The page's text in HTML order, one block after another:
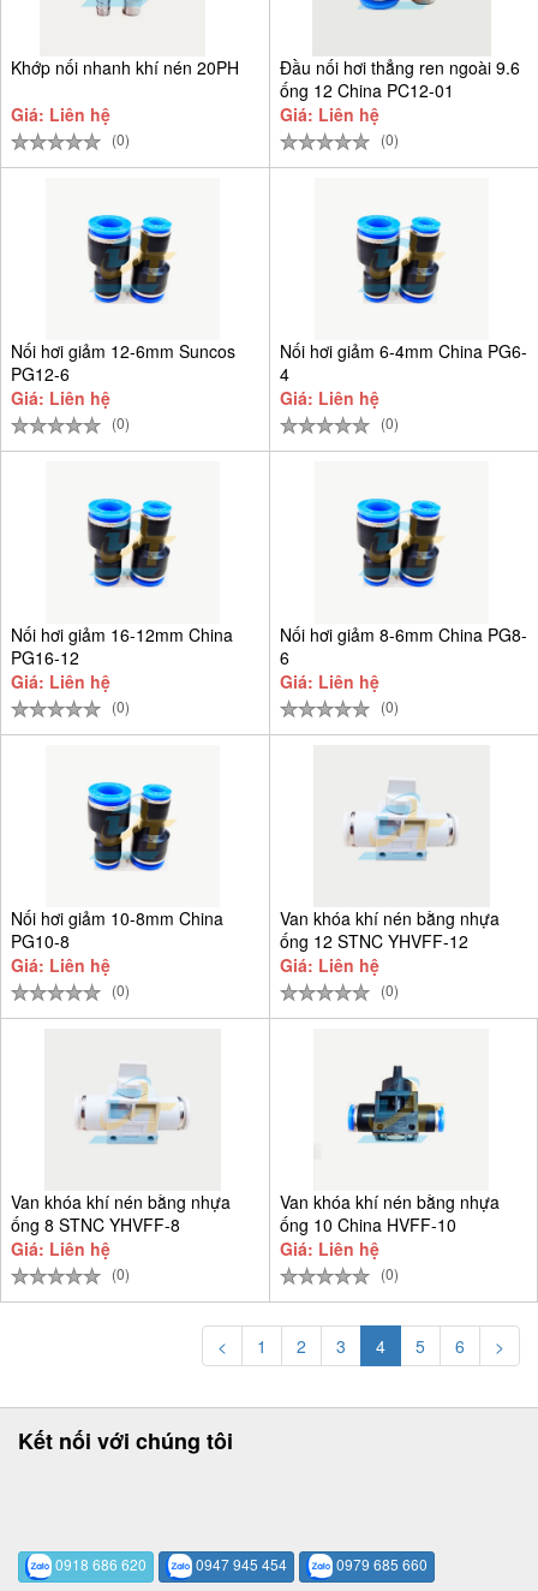
Khớp nối nhanh khí nén 20PH
Giá: Liên hệ
(0)
Đầu nối hơi thẳng ren ngoài 9.6
ống 12 China PC12-01
Giá: Liên hệ
(0)
Nối hơi giảm 12-6mm Suncos
PG12-6
Giá: Liên hệ
(0)
Nối hơi giảm 6-4mm China PG6-
4
Giá: Liên hệ
(0)
Nối hơi giảm 16-12mm China
PG16-12
Giá: Liên hệ
(0)
Nối hơi giảm 8-6mm China PG8-
6
Giá: Liên hệ
(0)
Nối hơi giảm 10-8mm China
PG10-8
Giá: Liên hệ
(0)
Van khóa khí nén bằng nhựa
ống 12 STNC YHVFF-12
Giá: Liên hệ
(0)
Van khóa khí nén bằng nhựa
ống 8 STNC YHVFF-8
Giá: Liên hệ
(0)
Van khóa khí nén bằng nhựa
ống 10 China HVFF-10
Giá: Liên hệ
(0)
< 1 2 3 4 5 6 >
Kết nối với chúng tôi
0918 686 620 0947 945 454 0979 685 660